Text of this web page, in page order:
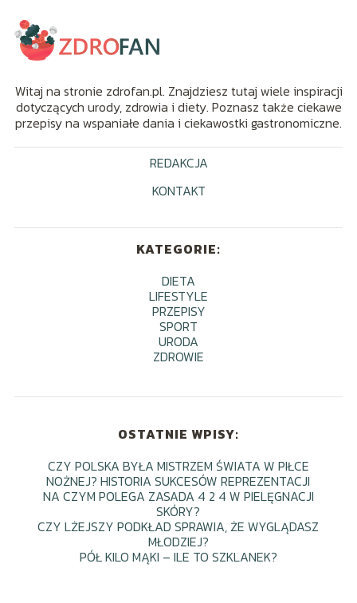
Witaj na stronie zdrofan.pl. Znajdziesz tutaj wiele inspiracji
dotyczących urody, zdrowia i diety. Poznasz także ciekawe
przepisy na wspaniałe dania i ciekawostki gastronomiczne.
REDAKCJA
KONTAKT
KATEGORIE:
DIETA
LIFESTYLE
PRZEPISY
SPORT
URODA
ZDROWIE
OSTATNIE WPISY:
CZY POLSKA BYŁA MISTRZEM ŚWIATA W PIŁCE
NOŻNEJ? HISTORIA SUKCESÓW REPREZENTACJI
NA CZYM POLEGA ZASADA 4 2 4 W PIELĘGNACJI
SKÓRY?
CZY LŻEJSZY PODKŁAD SPRAWIA, ŻE WYGLĄDASZ
MŁODZIEJ?
PÓŁ KILO MĄKI – ILE TO SZKLANEK?